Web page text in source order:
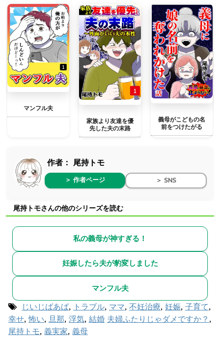
マンフル夫
家族より友達を優
先した夫の末路
義母がこどもの名
前をつけたがる
作者： 尾持トモ
＞ 作者ページ ＞ SNS
尾持トモさんの他のシリーズを読む
私の義母が神すぎる！
妊娠したら夫が豹変しました
マンフル夫
じいじばあば, トラブル, ママ, 不妊治療, 妊娠, 子育て,
幸せ,怖い, 旦那, 浮気, 結婚 夫婦ふたりじゃダメですか？ ,
尾持トモ, 義実家, 義母